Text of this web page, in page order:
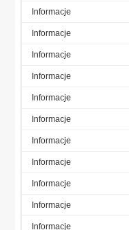
Informacje
Informacje
Informacje
Informacje
Informacje
Informacje
Informacje
Informacje
Informacje
Informacje
Informacje